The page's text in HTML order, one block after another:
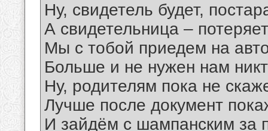
Ну, свидетель будет,
А свидетельница –
Мы с тобой приедем на
Больше и не нужен нам
Ну, родителям пока не
Лучше после документ
И зайдём с шампанским за